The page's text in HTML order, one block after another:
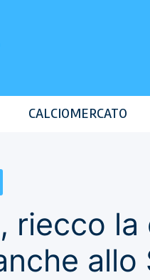
CALCIOMERCATO
riecco
allo